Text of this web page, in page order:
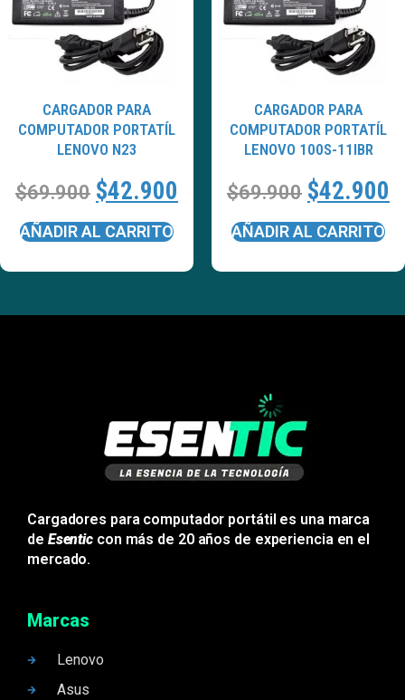
CARGADOR PARA
COMPUTADOR PORTATÍL
LENOVO N23
$69.900 $42.900
AÑADIR AL CARRITO
CARGADOR PARA
COMPUTADOR PORTATÍL
LENOVO 100S-11IBR
$69.900 $42.900
AÑADIR AL CARRITO
Cargadores para computador portátil es una marca
de Esentic con más de 20 años de experiencia en el
mercado.
Marcas
Lenovo
Asus